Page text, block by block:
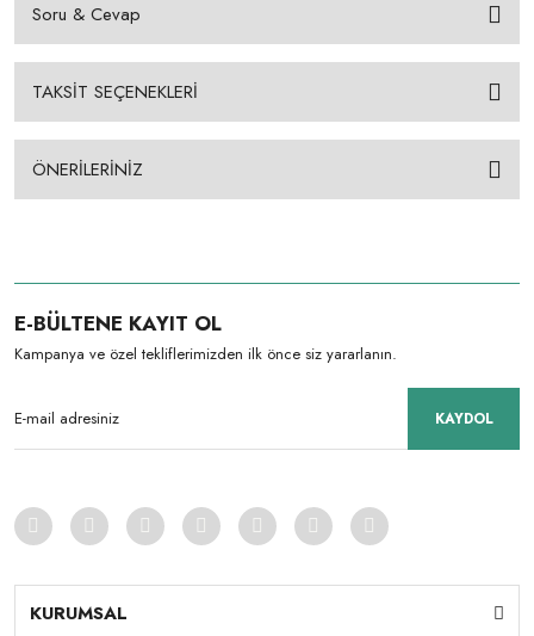
Soru & Cevap
TAKSİT SEÇENEKLERİ
ÖNERİLERİNİZ
E-BÜLTENE KAYIT OL
Kampanya ve özel tekliflerimizden ilk önce siz yararlanın.
KAYDOL
KURUMSAL